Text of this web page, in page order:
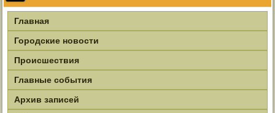
Главная
Городские новости
Происшествия
Главные события
Архив записей